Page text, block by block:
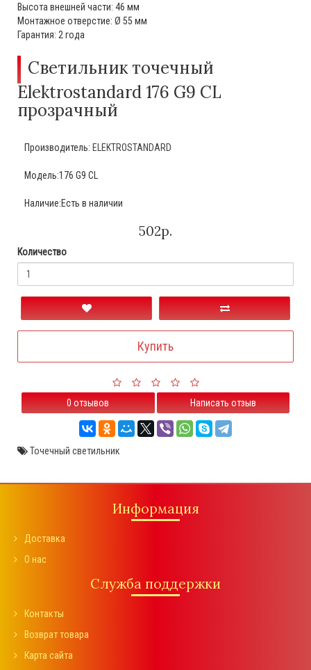
Высота внешней части: 46 мм
Монтажное отверстие: Ø 55 мм
Гарантия: 2 года
Светильник точечный
Elektrostandard 176 G9 CL
прозрачный
Производитель: ELEKTROSTANDARD
Модель:176 G9 CL
Наличие:Есть в наличии
502р.
Количество
Купить
0 отзывов Написать отзыв
Точечный светильник
Информация
Доставка
О нас
Служба поддержки
Контакты
Возврат товара
Карта сайта